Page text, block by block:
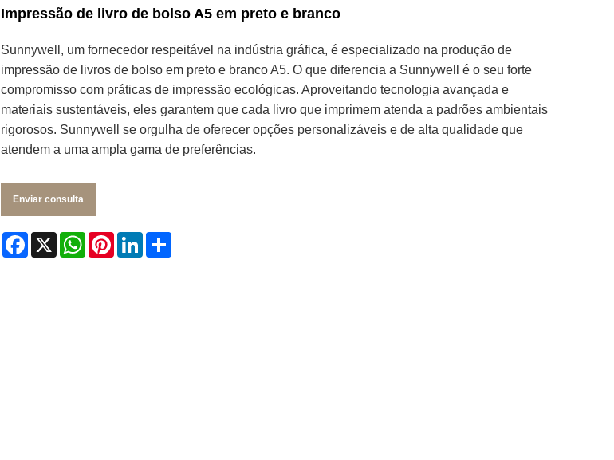
Impressão de livro de bolso A5 em preto e branco
Sunnywell, um fornecedor respeitável na indústria gráfica, é especializado na produção de
impressão de livros de bolso em preto e branco A5. O que diferencia a Sunnywell é o seu forte
compromisso com práticas de impressão ecológicas. Aproveitando tecnologia avançada e
materiais sustentáveis, eles garantem que cada livro que imprimem atenda a padrões ambientais
rigorosos. Sunnywell se orgulha de oferecer opções personalizáveis ​​e de alta qualidade que
atendem a uma ampla gama de preferências.
Enviar consulta
Facebook
X WhatsApp
PinterestLinkedIn